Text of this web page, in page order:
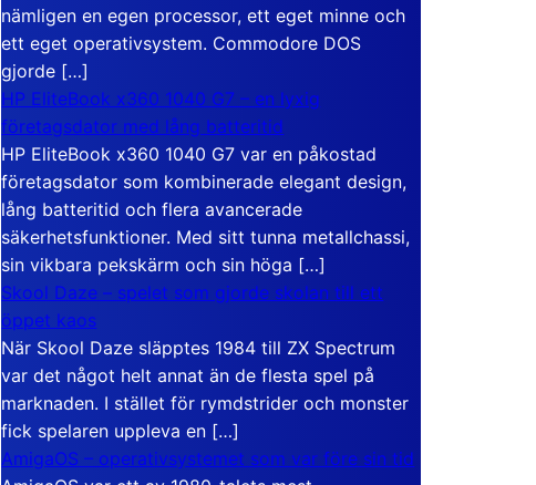
nämligen en egen processor, ett eget minne och
ett eget operativsystem. Commodore DOS
gjorde […]
HP EliteBook x360 1040 G7 – en lyxig
företagsdator med lång batteritid
HP EliteBook x360 1040 G7 var en påkostad
företagsdator som kombinerade elegant design,
lång batteritid och flera avancerade
säkerhetsfunktioner. Med sitt tunna metallchassi,
sin vikbara pekskärm och sin höga […]
Skool Daze – spelet som gjorde skolan till ett
öppet kaos
När Skool Daze släpptes 1984 till ZX Spectrum
var det något helt annat än de flesta spel på
marknaden. I stället för rymdstrider och monster
fick spelaren uppleva en […]
AmigaOS – operativsystemet som var före sin tid